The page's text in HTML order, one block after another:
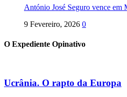
António José Seguro vence em
9 Fevereiro, 2026 0
O Expediente Opinativo
Ucrânia. O rapto da Europa